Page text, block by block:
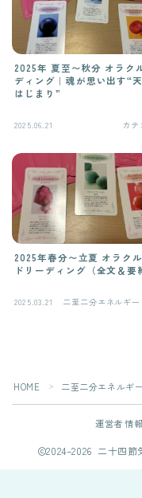
2025年 夏至〜秋分 オラク
ディング｜魂が思い出す“
はじまり”
2025.06.21 カテ
2025年春分〜立夏 オラク
ドリーディング（全文＆要
2025.03.21
二至二分エネルギー
HOME ＞ 二至二分エネルギ
運営者情報
2024–2026 二十四